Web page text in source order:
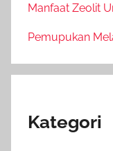
Manfaat Zeolit
Pemupukan
Kategori